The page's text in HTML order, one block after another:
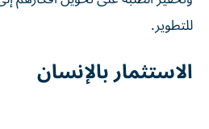
للتطوير.
الاستثمار بالإنسان